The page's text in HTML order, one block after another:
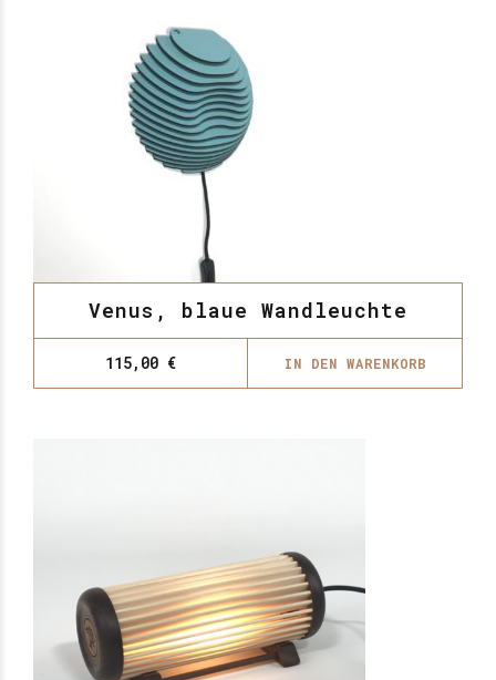
Venus, blaue Wandleuchte
115,00 € IN DEN WARENKORB